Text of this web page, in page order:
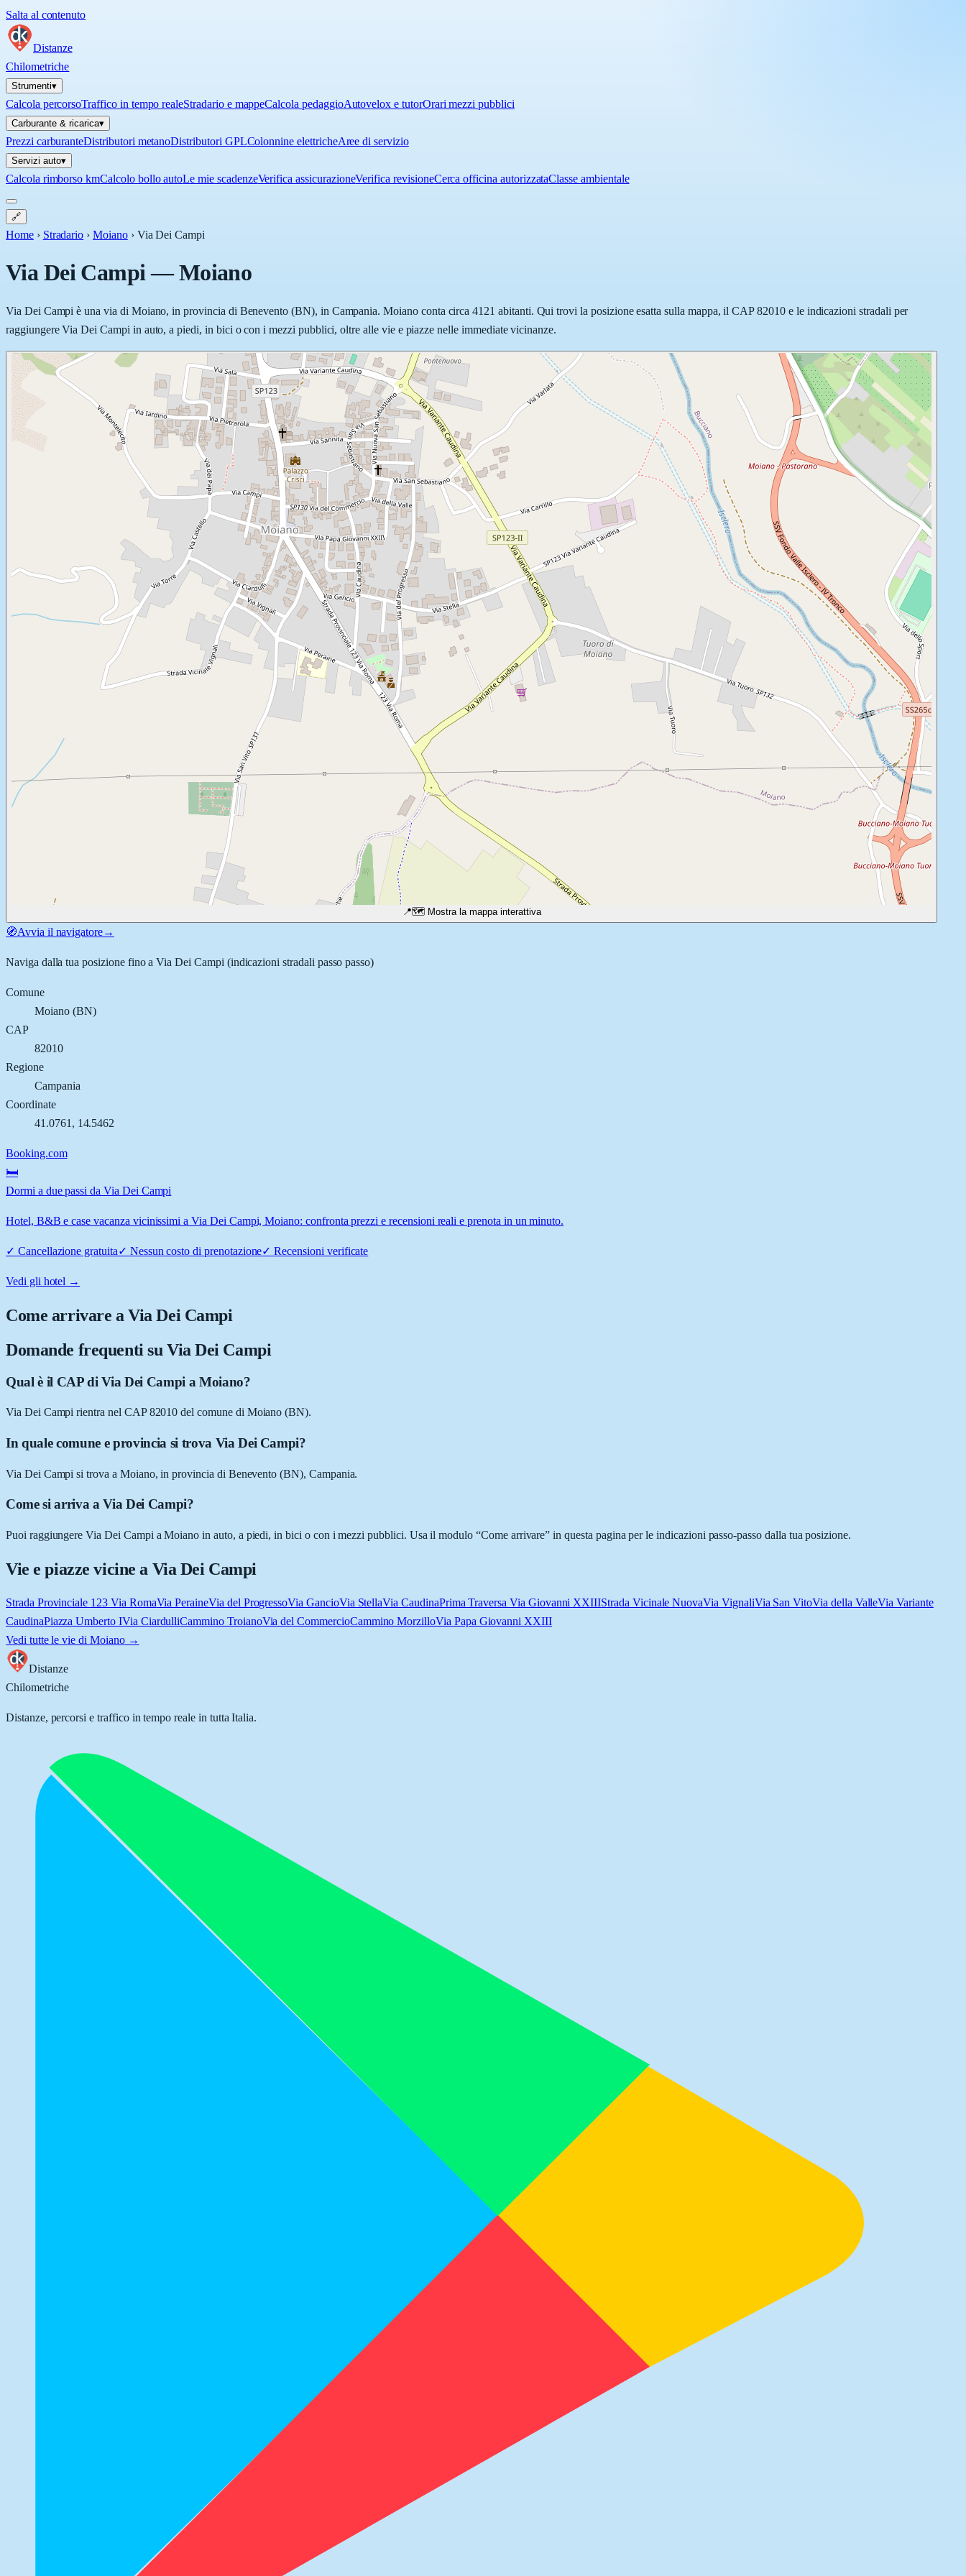
Salta al contenuto
Distanze
Chilometriche
Strumenti▾
Calcola percorsoTraffico in tempo realeStradario e mappeCalcola pedaggioAutovelox e tutorOrari mezzi pubblici
Carburante & ricarica▾
Prezzi carburanteDistributori metanoDistributori GPLColonnine elettricheAree di servizio
Servizi auto▾
Calcola rimborso kmCalcolo bollo autoLe mie scadenzeVerifica assicurazioneVerifica revisioneCerca officina autorizzataClasse ambientale
🔗
Home › Stradario › Moiano › Via Dei Campi
Via Dei Campi—Moiano
Via Dei Campi è una via di Moiano, in provincia di Benevento (BN), in Campania. Moiano conta circa 4121 abitanti. Qui trovi la posizione esatta sulla mappa, il CAP 82010 e le indicazioni stradali per
raggiungere Via Dei Campi in auto, a piedi, in bici o con i mezzi pubblici, oltre alle vie e piazze nelle immediate vicinanze.
📍🗺️ Mostra la mappa interattiva
🧭Avvia il navigatore→
Naviga dalla tua posizione fino aVia Dei Campi (indicazioni stradali passo passo)
Comune
Moiano(BN)
CAP
82010
Regione
Campania
Coordinate
41.0761 , 14.5462
Booking.com
🛏️
Dormi a due passi da Via Dei Campi
Hotel, B&B e case vacanza vicinissimi a Via Dei Campi, Moiano: confronta prezzi e recensioni reali e prenota in un minuto.
✓ Cancellazione gratuita✓ Nessun costo di prenotazione✓Recensioni verificate
Vedi gli hotel →
Come arrivare aVia Dei Campi
Domande frequenti su Via Dei Campi
Qual è il CAP di Via Dei Campi a Moiano?
Via Dei Campi rientra nel CAP 82010 del comune di Moiano (BN).
In quale comune e provincia si trova Via Dei Campi?
Via Dei Campi si trova a Moiano, in provincia di Benevento (BN), Campania.
Come si arriva a Via Dei Campi?
Puoi raggiungere Via Dei Campi a Moiano in auto, a piedi, in bici o con i mezzi pubblici. Usa il modulo “Come arrivare” in questa pagina per le indicazioni passo-passo dalla tua posizione.
Vie e piazze vicine a Via Dei Campi
Strada Provinciale 123 Via RomaVia PeraineVia del ProgressoVia GancioVia StellaVia CaudinaPrima Traversa Via Giovanni XXIIIStrada Vicinale NuovaVia VignaliVia San VitoVia della ValleVia Variante
CaudinaPiazza Umberto IVia CiardulliCammino TroianoVia del CommercioCammino MorzilloVia Papa Giovanni XXIII
Vedi tutte le vie di Moiano→
Distanze
Chilometriche
Distanze, percorsi e traffico in tempo reale in tutta Italia.